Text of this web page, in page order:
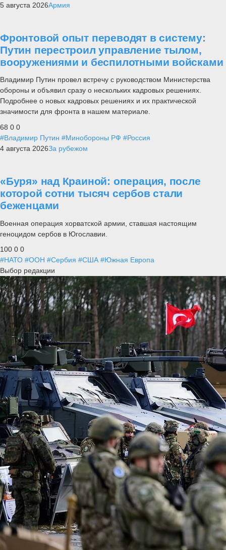
5 августа 2026Армия
Фронтовой опыт переводят в систему:
Путин перестроил управление тылом,
вооружениями и беспилотными войсками
Владимир Путин провел встречу с руководством Министерства
обороны и объявил сразу о нескольких кадровых решениях.
Подробнее о новых кадровых решениях и их практической
значимости для фронта в нашем материале.
68 0 0
#Владимир Путин #Минобороны РФ #Россия
4 августа 2026За рубежом
«Буря» над Краиной: операция, после
которой сотни тысяч сербов стали
беженцами
Военная операция хорватской армии, ставшая настоящим
геноцидом сербов в Югославии.
100 0 0
#НАТО #ООН #Сербия #США #Южная Европа
Выбор редакции